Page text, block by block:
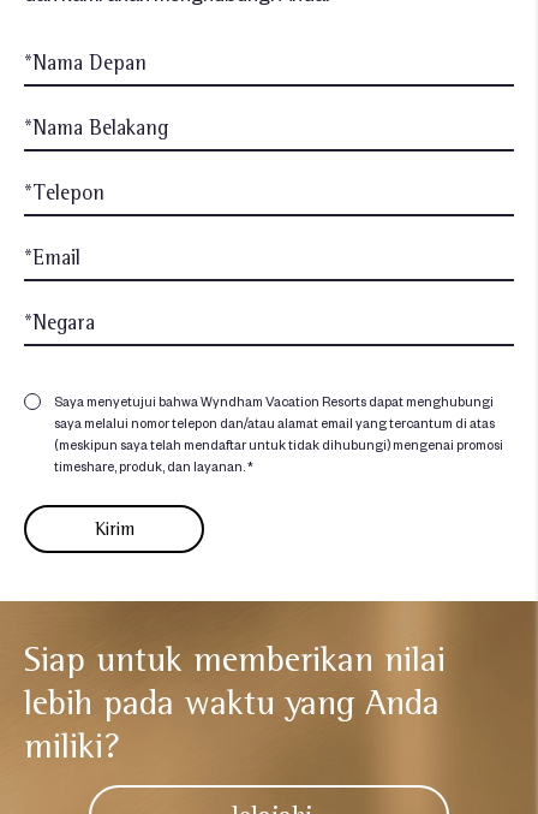
Saya menyetujui bahwa Wyndham Vacation Resorts dapat menghubungi
saya melalui nomor telepon dan/atau alamat email yang tercantum di atas
(meskipun saya telah mendaftar untuk tidak dihubungi) mengenai promosi
timeshare, produk, dan layanan. *
Siap untuk memberikan nilai
lebih pada waktu yang Anda
miliki?​